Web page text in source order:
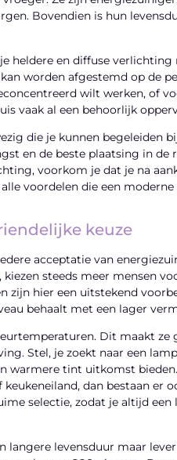
Bovendien is hun
heldere en diffuse verlichting
worden afgestemd op de
wilt werken, of
vaak al een behoorlijk
die je kunnen begeleiden
en de beste plaatsing in
voorkom je dat je na
voordelen die een
keuze
acceptatie van
steeds meer mensen
zijn hier een uitstekend
behaalt met een lager
Dit maakt ze
Stel, je zoekt naar een
warmere tint uitkomst
dan bestaan er
selectie, zodat je altijd
levensduur maar